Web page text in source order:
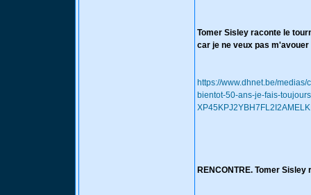
Tomer Sisley raconte le
car je ne veux pas
https://www.dhnet.be/
bientot-50-ans-je-fais-
RENCONTRE. Tomer